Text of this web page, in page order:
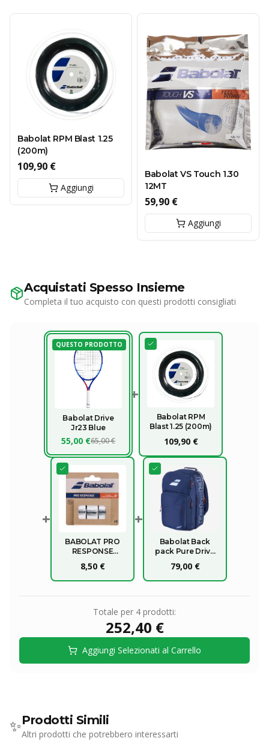
Babolat RPM Blast 1.25
(200m)
109,90 €
Aggiungi
Babolat VS Touch 1.30
12MT
59,90 €
Aggiungi
Acquistati Spesso Insieme
Completa il tuo acquisto con questi prodotti consigliati
QUESTO PRODOTTO
Babolat Drive
Jr23 Blue
55,00 €65,00 €
+
Babolat RPM
Blast 1.25 (200m)
109,90 €
+
BABOLAT PRO
RESPONSE
8,50 €
+
Babolat Back
pack Pure Drive
79,00 €
Totale per 4 prodotti:
252,40 €
Aggiungi Selezionati al Carrello
✨Prodotti Simili
Altri prodotti che potrebbero interessarti